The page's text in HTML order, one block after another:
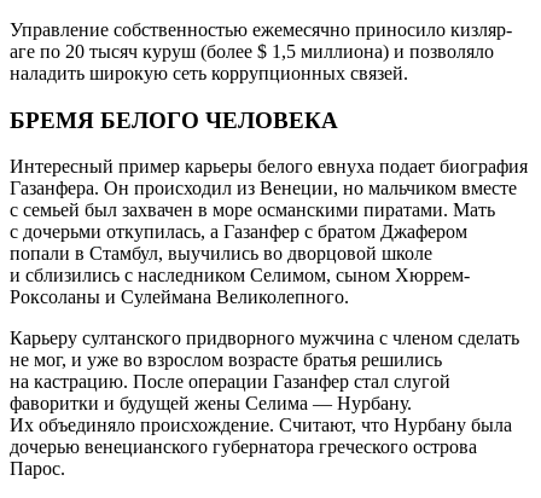
Управление собственностью ежемесячно приносило кизляр-
аге по 20 тысяч куруш (более $ 1,5 миллиона) и позволяло
наладить широкую сеть коррупционных связей.
БРЕМЯ БЕЛОГО ЧЕЛОВЕКА
Интересный пример карьеры белого евнуха подает биография
Газанфера. Он происходил из Венеции, но мальчиком вместе
с семьей был захвачен в море османскими пиратами. Мать
с дочерьми откупилась, а Газанфер с братом Джафером
попали в Стамбул, выучились во дворцовой школе
и сблизились с наследником Селимом, сыном Хюррем-
Роксоланы и Сулеймана Великолепного.
Карьеру султанского придворного мужчина с членом сделать
не мог, и уже во взрослом возрасте братья решились
на кастрацию. После операции Газанфер стал слугой
фаворитки и будущей жены Селима — Нурбану.
Их объединяло происхождение. Считают, что Нурбану была
дочерью венецианского губернатора греческого острова
Парос.